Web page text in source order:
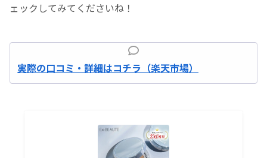
ェックしてみてくださいね！
実際の口コミ・詳細はコチラ（楽天市場）